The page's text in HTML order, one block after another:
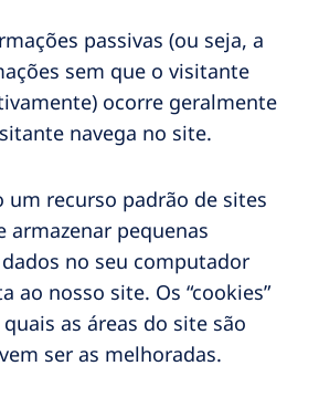
passivas (ou seja, a
sem que o visitante
ocorre geralmente
navega no site.
um recurso padrão de sites
armazenar pequenas
no seu computador
ao nosso site. Os “cookies”
as áreas do site são
ser as melhoradas.